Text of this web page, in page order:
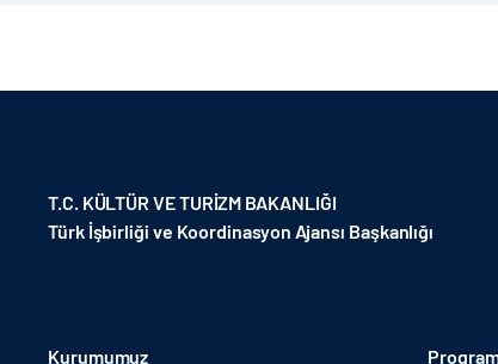
T.C. KÜLTÜR VE TURİZM BAKANLIĞI
Türk İşbirliği ve Koordinasyon Ajansı Başkanlığı
Kurumumuz